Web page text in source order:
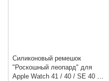
Силиконовый ремешок
"Роскошный леопард" для
Apple Watch 41 / 40 / SE 40 /